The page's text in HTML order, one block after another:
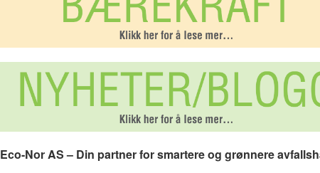
Eco-Nor AS – Din partner for smartere og grønnere